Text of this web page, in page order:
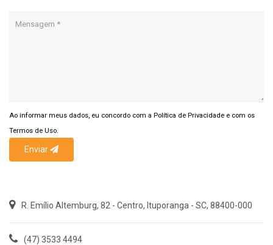
Ao informar meus dados, eu concordo com a Política de Privacidade e com os
Termos de Uso.
Enviar
R. Emílio Altemburg, 82 - Centro, Ituporanga - SC, 88400-000
(47) 3533 4494